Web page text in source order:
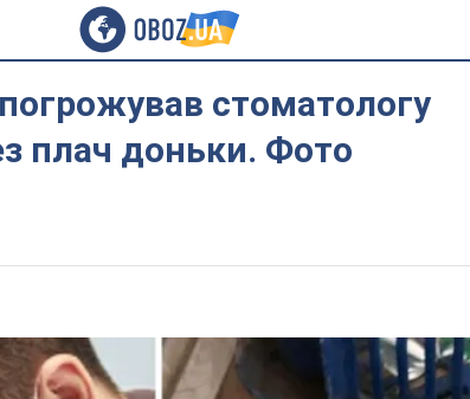
стоматологу
плач доньки. Фото